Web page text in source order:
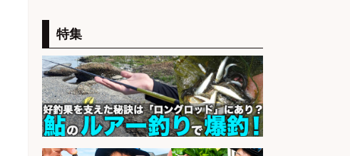
会社名
株式会社セイノースタッフサー
ビス
sponsored by 求人ボックス
レジカウンター/お釣りの計算不要
の簡単レジ 未経験も安心の研修あり
特集